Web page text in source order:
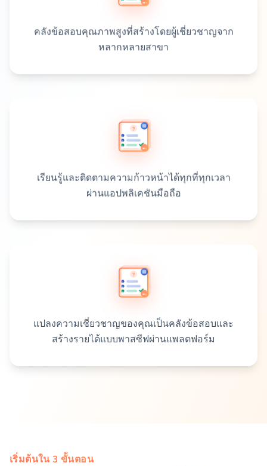
คลังข้อสอบคุณภาพสูงที่สร้างโดยผู้เชี่ยวชาญจาก
หลากหลายสาขา
เรียนรู้และติดตามความก้าวหน้าได้ทุกที่ทุกเวลา
ผ่านแอปพลิเคชันมือถือ
แปลงความเชี่ยวชาญของคุณเป็นคลังข้อสอบและ
สร้างรายได้แบบพาสซีฟผ่านแพลตฟอร์ม
เริ่มต้นใน 3 ขั้นตอน